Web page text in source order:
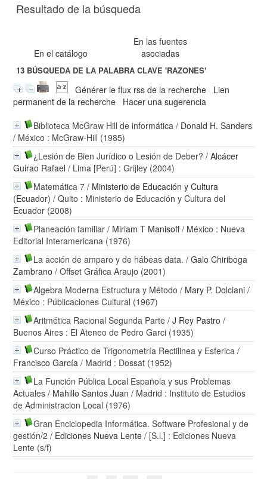
Resultado de la búsqueda
En el catálogo
En las fuentes
asociadas
13 BÚSQUEDA DE LA PALABRA CLAVE'RAZONES'
Générer le flux rss de la recherche
Lien
permanent de la recherche
Hacer una sugerencia
Biblioteca McGraw Hill de informática / Donald H. Sanders
/ México : McGraw-Hill (1985)
¿Lesión de Bien Jurídico o Lesión de Deber? /Alcácer
Guirao Rafael / Lima [Perú] : Grijley (2004)
Matemática 7 / Ministerio de Educación y Cultura
(Ecuador) / Quito : Ministerio de Educación y Cultura del
Ecuador (2008)
Planeación familiar / Miriam T Manisoff/ México : Nueva
Editorial Interamericana (1976)
La acción de amparo y de hábeas data. /Galo Chiriboga
Zambrano / Offset Gráfica Araujo (2001)
Algebra Moderna Estructura y Método / Mary P. Dolciani /
México : Públicaciones Cultural (1967)
Aritmética Racional Segunda Parte /J Rey Pastro /
Buenos Aires : El Ateneo de Pedro Garci (1935)
Curso Práctico de Trigonometría Rectilinea y Esferica /
Francisco García / Madrid : Dossat (1952)
La Función Pública Local Española y sus Problemas
Actuales / Mahillo Santos Juan / Madrid : Instituto de Estudios
de Administracion Local (1976)
Gran Enciclopedia Informática. Software Profesional y de
gestión/2 / Ediciones Nueva Lente / [S.l.] : Ediciones Nueva
Lente (s/f)